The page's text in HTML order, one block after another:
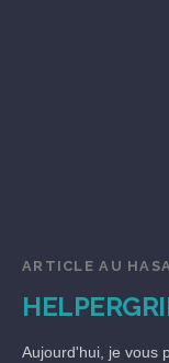
ARTICLE AU
Aujourd'hui, je vous